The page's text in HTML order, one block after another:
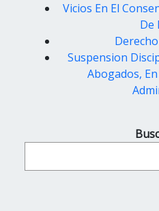
Vicios En El
De
Suspension
Abogados,